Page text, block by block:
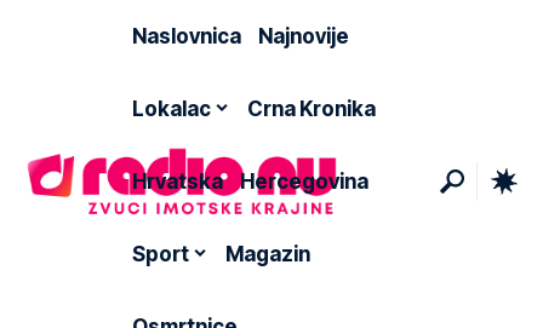
Naslovnica Najnovije
Lokalac Crna Kronika
Hrvatska Hercegovina
Sport Magazin